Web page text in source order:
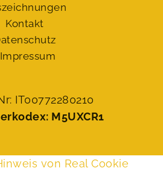
Kontakt
Impressum
IT00772280210
M5UXCR1
von Real Cookie